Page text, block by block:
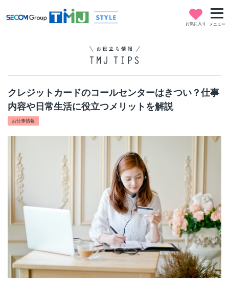
お気に入り メニュー
クレジットカードのコールセンターはきつい？仕事
内容や日常生活に役立つメリットを解説
お仕事情報